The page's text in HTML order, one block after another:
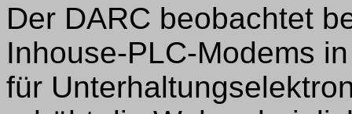
Der DARC beobachtet
Inhouse-PLC-Modems
für